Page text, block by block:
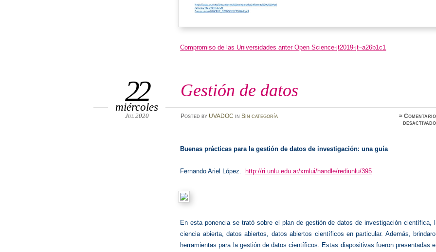
Compromiso de las Universidades anter Open Science-jt2019-jt–a26b1c1
Gestión de datos
22
miércoles
Jul 2020 Posted by UVADOC in Sin categoría ≈
Buenas prácticas para la gestión de datos de investigación: una guía
Fernando Ariel López.http://ri.unlu.edu.ar/xmlui/handle/rediunlu/395
En esta ponencia se trató sobre el plan de gestión de datos de investigación científica,
ciencia abierta, datos abiertos, datos abiertos científicos en particular. Además,
herramientas para la gestión de datos científicos. Estas diapositivas fueron presentadas